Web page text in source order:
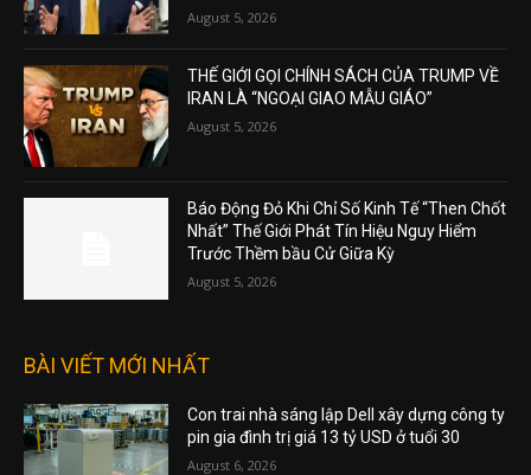
August 5, 2026
THẾ GIỚI GỌI CHÍNH SÁCH CỦA TRUMP VỀ
IRAN LÀ “NGOẠI GIAO MẪU GIÁO”
August 5, 2026
Báo Động Đỏ Khi Chỉ Số Kinh Tế “Then Chốt
Nhất” Thế Giới Phát Tín Hiệu Nguy Hiểm
Trước Thềm bầu Cử Giữa Kỳ
August 5, 2026
BÀI VIẾT MỚI NHẤT
Con trai nhà sáng lập Dell xây dựng công ty
pin gia đình trị giá 13 tỷ USD ở tuổi 30
August 6, 2026